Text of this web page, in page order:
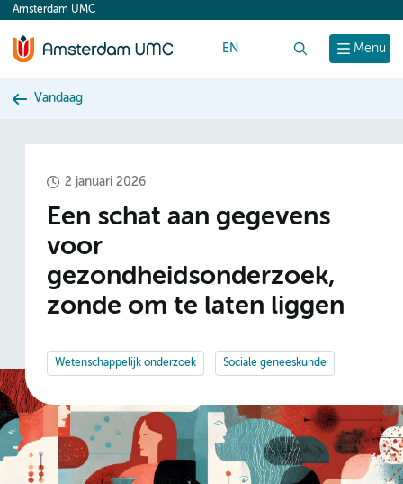
content
Menu
Amsterdam UMC
EN
Vandaag
2 januari 2026
Een schat aan gegevens
voor
gezondheidsonderzoek,
zonde om te laten liggen
Wetenschappelijk onderzoek Sociale geneeskunde